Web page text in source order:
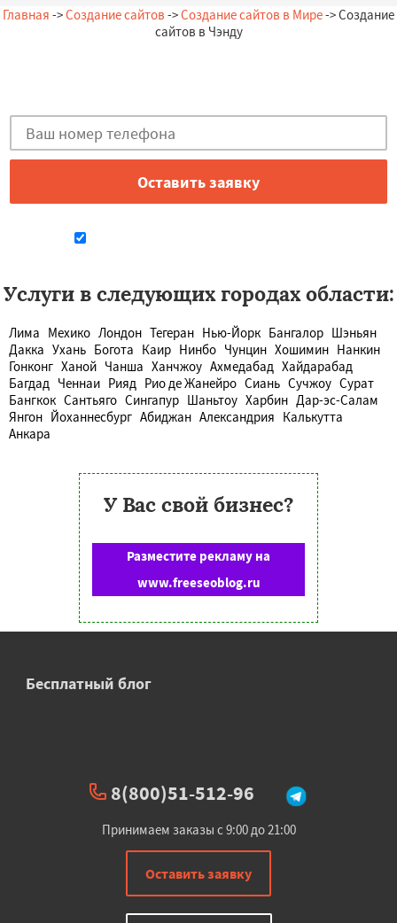
Главная ->Создание сайтов ->Создание сайтов в Мире-> Создание
сайтов в Чэнду
Услуги в следующих городах области:
Лима Мехико Лондон Тегеран Нью-Йорк Бангалор Шэньян
Дакка Ухань Богота Каир Нинбо Чунцин Хошимин Нанкин
Гонконг Ханой Чанша Ханчжоу Ахмедабад Хайдарабад
Багдад Ченнаи Рияд Рио де Жанейро Сиань Сучжоу Сурат
Бангкок Сантьяго Сингапур Шаньтоу Харбин Дар-эс-Салам
Янгон Йоханнесбург Абиджан Александрия Калькутта
Анкара
У Вас свой бизнес?
Разместите рекламу на
www.freeseoblog.ru
Бесплатный блог
8(800)51-512-96
Принимаем заказы с 9:00 до 21:00
Оставить заявку